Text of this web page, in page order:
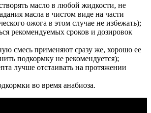
масло в любой жидкости, не
масла в чистом виде на части
ожога в этом случае не избежать);
рекомендуемых сроков и дозировок
смесь применяют сразу же, хорошо ее
подкормку не рекомендуется);
лучше отстаивать на протяжении
во время анабиоза.